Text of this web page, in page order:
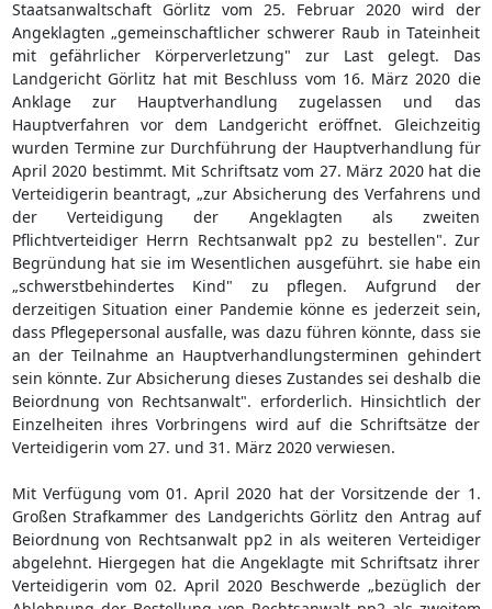
Staatsanwaltschaft Görlitz vom 25. Februar 2020 wird der
Angeklagten „gemeinschaftlicher schwerer Raub in Tateinheit
mit gefährlicher Körperverletzung" zur Last gelegt. Das
Landgericht Görlitz hat mit Beschluss vom 16. März 2020 die
Anklage zur Hauptverhandlung zugelassen und das
Hauptverfahren vor dem Landgericht eröffnet. Gleichzeitig
wurden Termine zur Durchführung der Hauptverhandlung für
April 2020 bestimmt. Mit Schriftsatz vom 27. März 2020 hat die
Verteidigerin beantragt, „zur Absicherung des Verfahrens und
der Verteidigung der Angeklagten als zweiten
Pflichtverteidiger Herrn Rechtsanwalt pp2 zu bestellen". Zur
Begründung hat sie im Wesentlichen ausgeführt. sie habe ein
„schwerstbehindertes Kind" zu pflegen. Aufgrund der
derzeitigen Situation einer Pandemie könne es jederzeit sein,
dass Pflegepersonal ausfalle, was dazu führen könnte, dass sie
an der Teilnahme an Hauptverhandlungsterminen gehindert
sein könnte. Zur Absicherung dieses Zustandes sei deshalb die
Beiordnung von Rechtsanwalt". erforderlich. Hinsichtlich der
Einzelheiten ihres Vorbringens wird auf die Schriftsätze der
Verteidigerin vom 27. und 31. März 2020 verwiesen.
Mit Verfügung vom 01. April 2020 hat der Vorsitzende der 1.
Großen Strafkammer des Landgerichts Görlitz den Antrag auf
Beiordnung von Rechtsanwalt pp2 in als weiteren Verteidiger
abgelehnt. Hiergegen hat die Angeklagte mit Schriftsatz ihrer
Verteidigerin vom 02. April 2020 Beschwerde „bezüglich der